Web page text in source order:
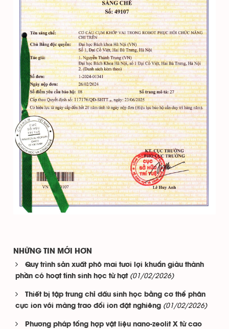
NHỮNG TIN MỚI HƠN
Quy trình sản xuất phô mai tươi lợi khuẩn giàu thành
phần có hoạt tính sinh học từ hạt (01/02/2026)
Thiết bị tập trung chỉ dấu sinh học bằng cơ thể phân
cực ion với màng trao đổi ion đặt nghiêng (01/02/2026)
Phương pháp tổng hợp vật liệu nano-zeolit X từ cao